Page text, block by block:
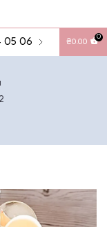
05 06 ₴0.00
0